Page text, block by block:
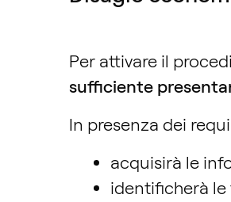
Per attivare il
sufficiente
In presenza dei
acquisirà le
identificherà